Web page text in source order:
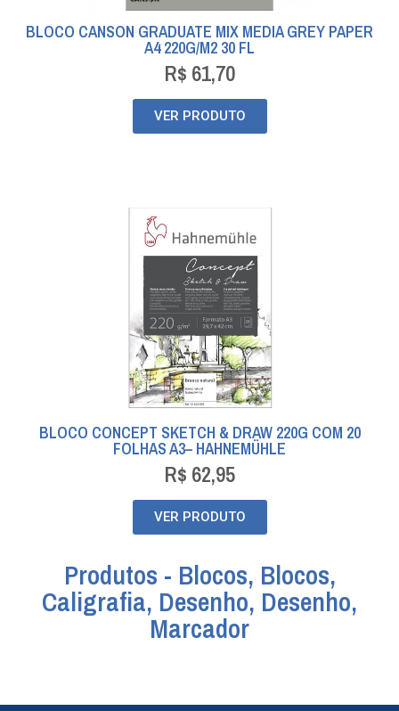
BLOCO CANSON GRADUATE MIX MEDIA GREY PAPER
A4 220G/M2 30 FL
R$ 61,70
VER PRODUTO
BLOCO CONCEPT SKETCH & DRAW 220G COM 20
FOLHAS A3– HAHNEMÜHLE
R$ 62,95
VER PRODUTO
Produtos​ - Blocos, Blocos,
Caligrafia, Desenho, Desenho,
Marcador